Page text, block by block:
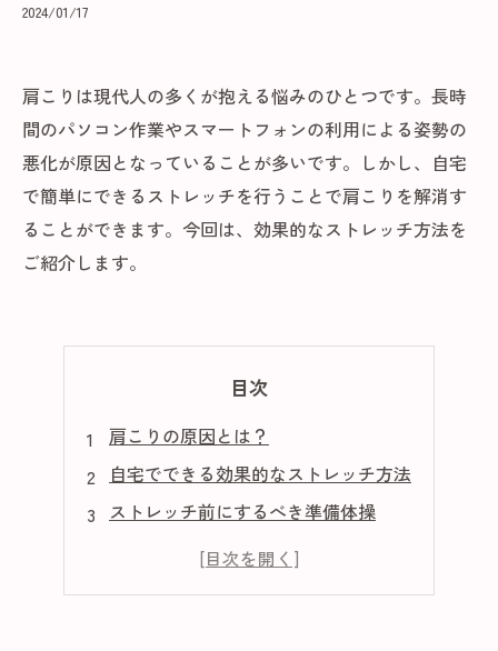
2024/01/17
肩こりは現代人の多くが抱える悩みのひとつです。長時
間のパソコン作業やスマートフォンの利用による姿勢の
悪化が原因となっていることが多いです。しかし、自宅
で簡単にできるストレッチを行うことで肩こりを解消す
ることができます。今回は、効果的なストレッチ方法を
ご紹介します。
目次
肩こりの原因とは？
自宅でできる効果的なストレッチ方法
ストレッチ前にするべき準備体操
肩こりを予防するための生活習慣